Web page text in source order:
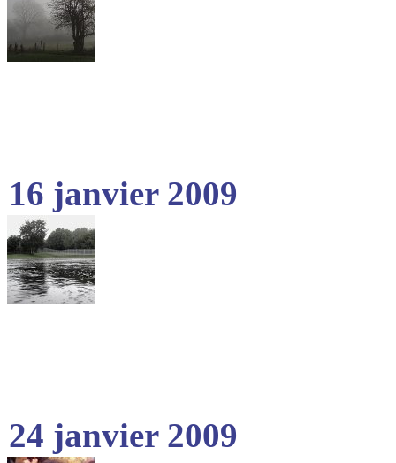
16 janvier 2009
24 janvier 2009